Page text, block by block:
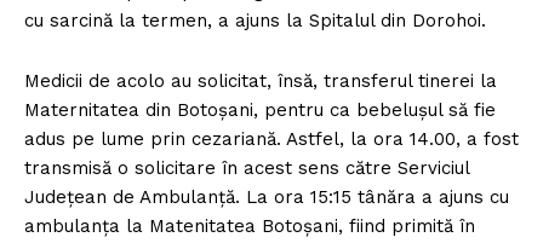
cu sarcină la termen, a ajuns la Spitalul din Dorohoi.
Medicii de acolo au solicitat, însă, transferul tinerei la
Maternitatea din Botoşani, pentru ca bebeluşul să fie
adus pe lume prin cezariană. Astfel, la ora 14.00, a fost
transmisă o solicitare în acest sens către Serviciul
Judeţean de Ambulanţă. La ora 15:15 tânăra a ajuns cu
ambulanţa la Matenitatea Botoşani, fiind primită în